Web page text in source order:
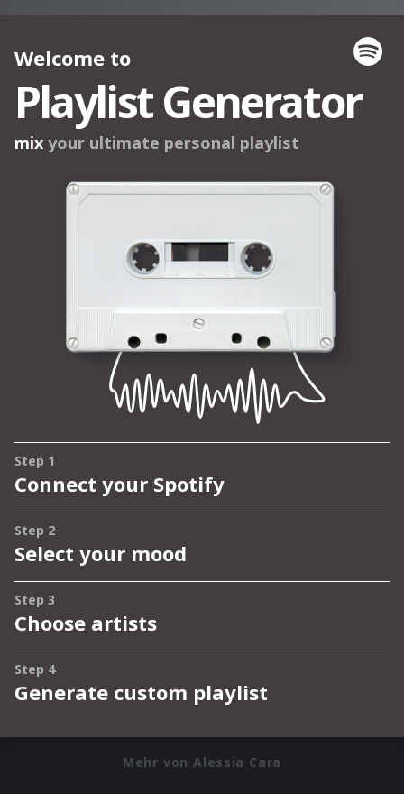
Mehr von Alessia Cara